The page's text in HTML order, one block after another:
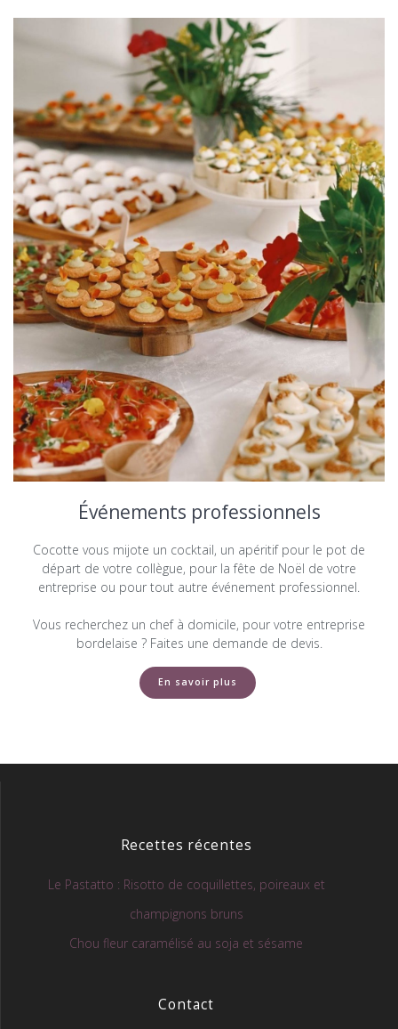
Événements professionnels
Cocotte vous mijote un cocktail, un apéritif pour le pot de
départ de votre collègue, pour la fête de Noël de votre
entreprise ou pour tout autre événement professionnel.
Vous recherchez un chef à domicile, pour votre entreprise
bordelaise ? Faites une demande de devis.
En savoir plus
Recettes récentes
Le Pastatto : Risotto de coquillettes, poireaux et
champignons bruns
Chou fleur caramélisé au soja et sésame
Contact